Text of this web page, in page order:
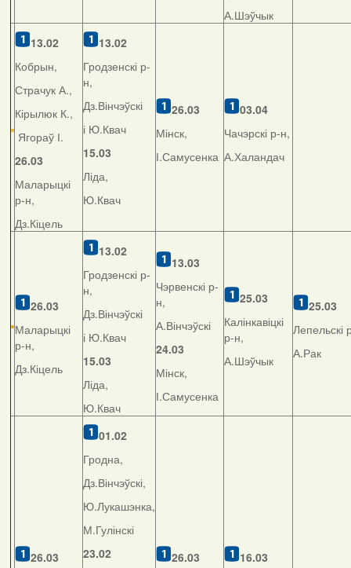
А.Шэўчык
13.02
Кобрын,
Страчук А.,
Кірылюк К.,
Ягораў І.
26.03
Маларыцкі
р-н,
Дз.Кіцель
13.02
Гродзенскі р-
н,
Дз.Вінчэўскі
і Ю.Квач
15.03
Ліда,
Ю.Квач
26.03
Мінск,
І.Самусенка
03.04
Чачэрскі р-н,
А.Халандач
26.03
Маларыцкі
р-н,
Дз.Кіцель
13.02
Гродзенскі р-
н,
Дз.Вінчэўскі
і Ю.Квач
15.03
Ліда,
Ю.Квач
13.03
Чэрвенскі р-
н,
А.Вінчэўскі
24.03
Мінск,
І.Самусенка
25.03
Калінкавіцкі
р-н,
А.Шэўчык
25.03
Лепельскі
А.Рак
26.03
01.02
Гродна,
Дз.Вінчэўскі,
Ю.Лукашэнка,
М.Гулінскі
23.02
26.03
16.03